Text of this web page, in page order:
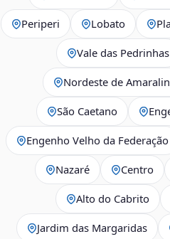
Periperi Lobato
Vale das Pedrinhas
Nordeste de
São Caetano
Engenho Velho da Federação
Nazaré Centro
Alto do Cabrito
Jardim das Margaridas